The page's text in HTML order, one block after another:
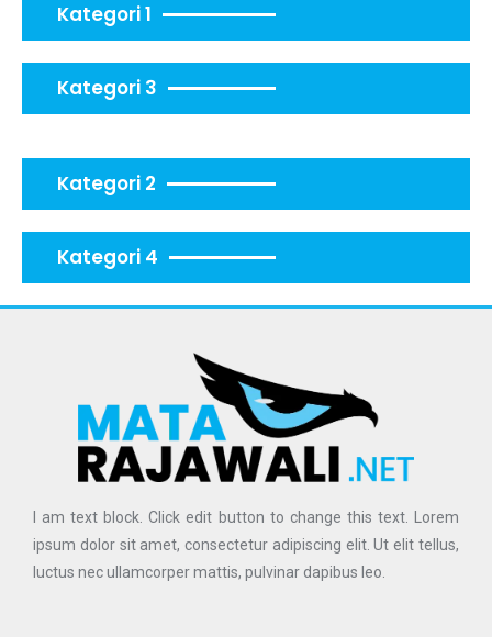
Kategori 1
Kategori 3
Kategori 2
Kategori 4
I am text block. Click edit button to change this text. Lorem
ipsum dolor sit amet, consectetur adipiscing elit. Ut elit tellus,
luctus nec ullamcorper mattis, pulvinar dapibus leo.